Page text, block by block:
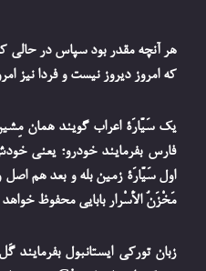
هر آنچه مقدر بود سپاس در حالی
که امروز دیروز نیست و فردا نیز
فارس بفرمایند خودرو؛ یعنی
اول سَيَّارَة زمین بله و بعد هم اصل
مَخْزَنُ الأَسْرار بابایی محفوظ